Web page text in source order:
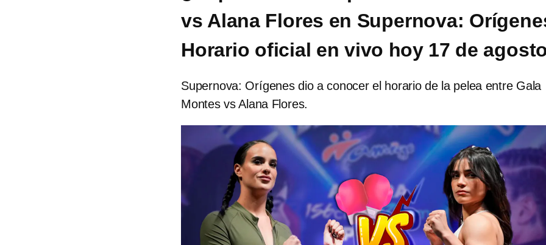
vs Alana Flores en Supernova:
Horario oficial en vivo hoy 17 de
Supernova: Orígenes dio a conocer el horario de la pelea entre Gala
Montes vs Alana Flores.